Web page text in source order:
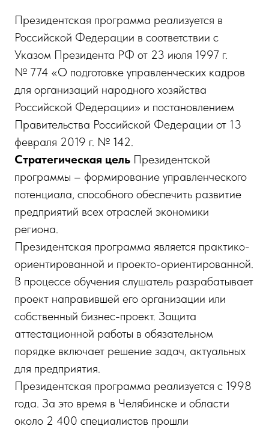
Президентская программа реализуется в
Российской Федерации в соответствии с
Указом Президента РФ от 23 июля 1997 г.
№ 774 «О подготовке управленческих кадров
для организаций народного хозяйства
Российской Федерации» и постановлением
Правительства Российской Федерации от 13
февраля 2019 г. № 142.
Стратегическая цель Президентской
программы – формирование управленческого
потенциала, способного обеспечить развитие
предприятий всех отраслей экономики
региона.
Президентская программа является практико-
ориентированной и проекто-ориентированной.
В процессе обучения слушатель разрабатывает
проект направившей его организации или
собственный бизнес-проект. Защита
аттестационной работы в обязательном
порядке включает решение задач, актуальных
для предприятия.
Президентская программа реализуется с 1998
года. За это время в Челябинске и области
около 2 400 специалистов прошли